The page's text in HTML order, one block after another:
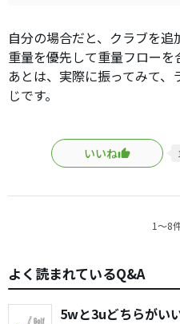
自分の場合だと、クラブを
重量を優先して重量フローを
あとは、実際に振ってみて
じです。
いいね 1
1〜8
よく読まれているQ&A
5wと3uどちらがい